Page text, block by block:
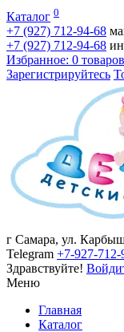
Каталог 0
+7 (927) 712-94-68
+7 (927) 712-94-68
Избранное: 0 товаров
Зарегистрируйтесь
г Самара, ул.
Telegram +7-927-712-
Здравствуйте!
Меню
Главная
Каталог